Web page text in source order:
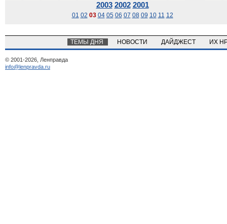
2003 2002 2001
01 02 03 04 05 06 07 08 09 10 11 12
ТЕМЫ ДНЯ НОВОСТИ ДАЙДЖЕСТ ИХ
© 2001-2026, Ленправда
info@lenpravda.ru